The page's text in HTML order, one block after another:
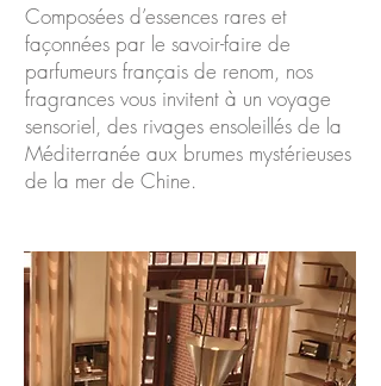
Composées d’essences rares et
façonnées par le savoir-faire de
parfumeurs français de renom, nos
fragrances vous invitent à un voyage
sensoriel, des rivages ensoleillés de la
Méditerranée aux brumes mystérieuses
de la mer de Chine.